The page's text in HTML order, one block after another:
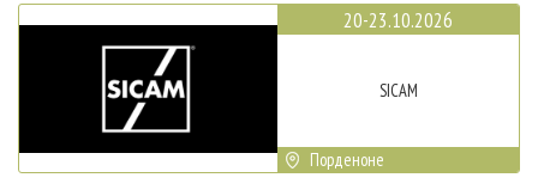
20-23.10.2026
SICAM
Порденоне